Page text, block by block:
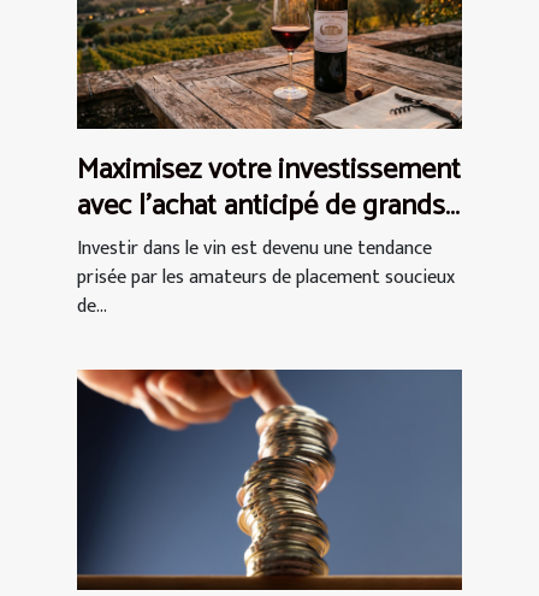
Maximisez votre investissement
avec l'achat anticipé de grands
crus
Investir dans le vin est devenu une tendance
prisée par les amateurs de placement soucieux
de...